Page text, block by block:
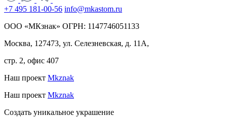
+7 495 181-00-56 info@mkastom.ru
ООО «МКзнак» ОГРН: 1147746051133
Москва, 127473, ул. Селезневская, д. 11А,
стр. 2, офис 407
Наш проект Mkznak
Наш проект Mkznak
Создать уникальное украшение